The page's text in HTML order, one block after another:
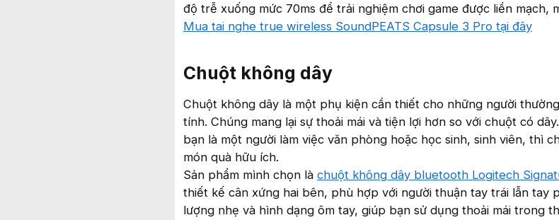
độ trễ xuống mức 70ms để trải nghiệm chơi game được liền mạch,
Mua tai nghe true wireless SoundPEATS Capsule 3 Pro tại đây
Chuột không dây
Chuột không dây là một phụ kiện cần thiết cho những người
tính. Chúng mang lại sự thoải mái và tiện lợi hơn so với chuột có
bạn là một người làm việc văn phòng hoặc học sinh, sinh viên, thì
món quà hữu ích.
Sản phẩm mình chọn là chuột không dây bluetooth Logitech
thiết kế cân xứng hai bên, phù hợp với người thuận tay trái lẫn tay
lượng nhẹ và hình dạng ôm tay, giúp bạn sử dụng thoải mái trong